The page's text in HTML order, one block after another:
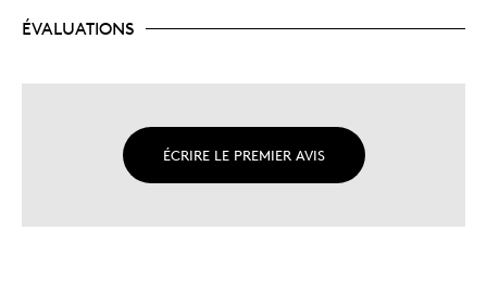
ÉVALUATIONS
ÉCRIRE LE PREMIER AVIS